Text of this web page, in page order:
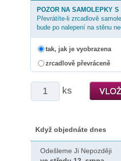
POZOR NA SAMOLEPKY S
Převrátíte-li zrcadlově
bude po nalepení na stěnu
tak, jak je vyobrazena
zrcadlově převráceně
ks
Když objednáte dnes
Odešleme Ji Nepozději